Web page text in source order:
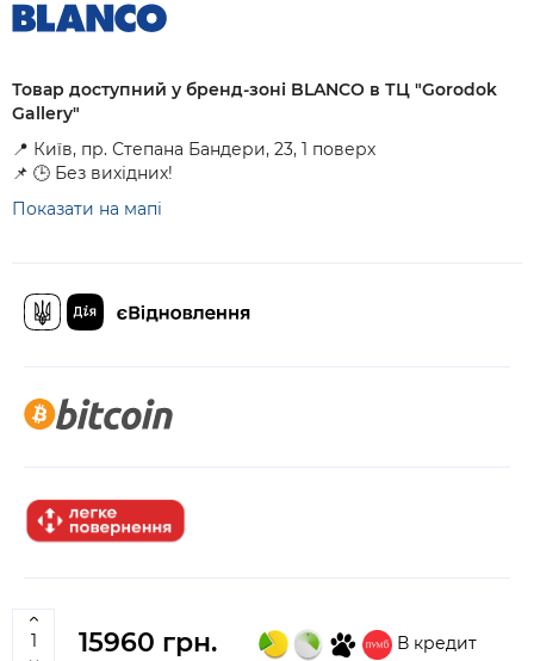
Товар доступний у бренд-зоні BLANCO в ТЦ "Gorodok
Gallery"
📍 Київ, пр. Степана Бандери, 23, 1 поверх
📌 🕒 Без вихідних!
Показати на мапі
15960 грн. В кредит